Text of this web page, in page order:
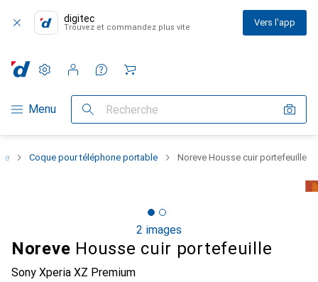
digitec
Trouvez et commandez plus vite Vers l'app
Navigation par catégorie
Menu Recherche
Paramètres
Compte client
Listes de comparaison
Listes d'envies
Panier
Coque pour téléphone portable Noreve Housse cuir portefeuille
2 images
Noreve Housse cuir portefeuille
Sony Xperia XZ Premium